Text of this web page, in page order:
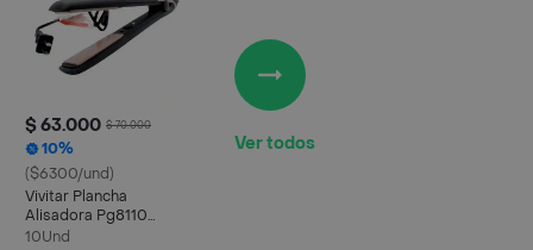
$ 63.000 $ 70.000
10%
($6300/und)
Vivitar Plancha
Alisadora Pg8110
Ceramica Tourmalina
10Und
Ver todos